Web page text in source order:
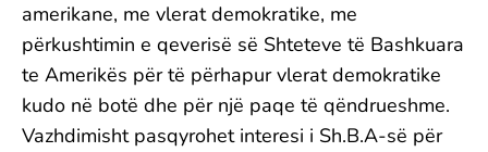
amerikane, me vlerat demokratike, me
përkushtimin e qeverisë së Shteteve të Bashkuara
te Amerikës për të përhapur vlerat demokratike
kudo në botë dhe për një paqe të qëndrueshme.
Vazhdimisht pasqyrohet interesi i Sh.B.A-së për